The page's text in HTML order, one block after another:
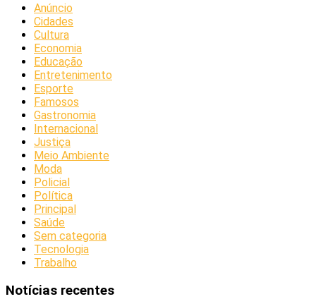
Anúncio
Cidades
Cultura
Economia
Educação
Entretenimento
Esporte
Famosos
Gastronomia
Internacional
Justiça
Meio Ambiente
Moda
Policial
Política
Principal
Saúde
Sem categoria
Tecnologia
Trabalho
Notícias recentes